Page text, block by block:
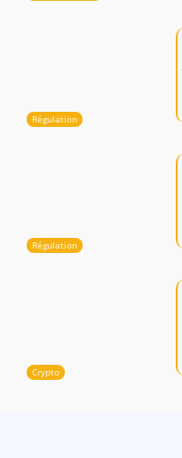
Régulation
Régulation
Crypto